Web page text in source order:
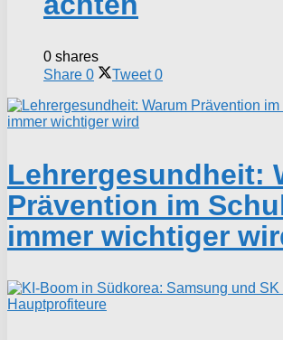
0 shares
Share 0 Tweet 0
Lehrergesundheit:
Prävention im
immer wichtiger